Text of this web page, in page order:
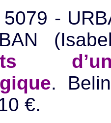
5079 -
.
€.